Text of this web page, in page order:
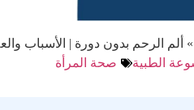
» ألم الرحم بدون دورة | الأسباب
الطبية
صحة المرأة